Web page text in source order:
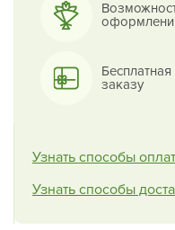
заказу
Узнать способы
Узнать способы